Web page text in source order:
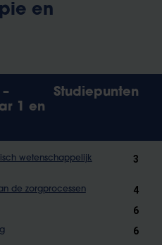
en
1 en
Studiepunten
wetenschappelijk
3
de zorgprocessen 4
6
6